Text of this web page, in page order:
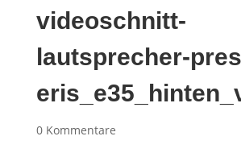
videoschnitt-
lautsprecher-
0 Kommentare